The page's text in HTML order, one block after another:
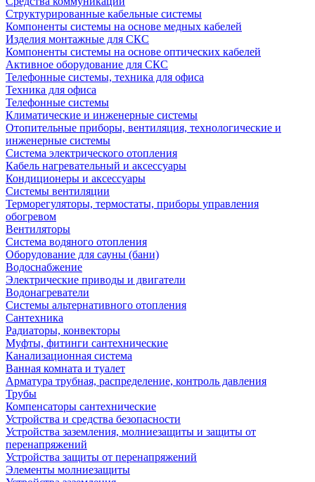
Структурированные кабельные системы
Компоненты системы на основе медных кабелей
Изделия монтажные для СКС
Компоненты системы на основе оптических кабелей
Активное оборудование для СКС
Телефонные системы, техника для офиса
Техника для офиса
Телефонные системы
Климатические и инженерные системы
Отопительные приборы, вентиляция, технологические и
инженерные системы
Система электрического отопления
Кабель нагревательный и аксессуары
Кондиционеры и аксессуары
Системы вентиляции
Терморегуляторы, термостаты, приборы управления
обогревом
Вентиляторы
Система водяного отопления
Оборудование для сауны (бани)
Водоснабжение
Электрические приводы и двигатели
Водонагреватели
Системы альтернативного отопления
Сантехника
Радиаторы, конвекторы
Муфты, фитинги сантехнические
Канализационная система
Ванная комната и туалет
Арматура трубная, распределение, контроль давления
Трубы
Компенсаторы сантехнические
Устройства и средства безопасности
Устройства заземления, молниезащиты и защиты от
перенапряжений
Устройства защиты от перенапряжений
Элементы молниезащиты